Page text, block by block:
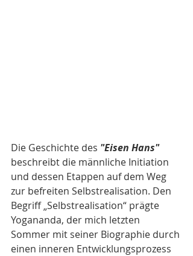
Die Geschichte des "Eisen Hans"
beschreibt die männliche Initiation
und dessen Etappen auf dem Weg
zur befreiten Selbstrealisation. Den
Begriff „Selbstrealisation“ prägte
Yogananda, der mich letzten
Sommer mit seiner Biographie durch
einen inneren Entwicklungsprozess